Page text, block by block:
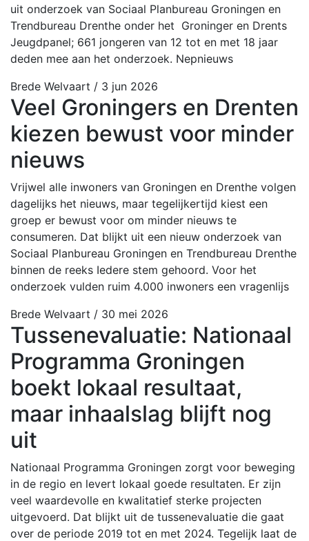
uit onderzoek van Sociaal Planbureau Groningen en
Trendbureau Drenthe onder het Groninger en Drents
Jeugdpanel; 661 jongeren van 12 tot en met 18 jaar
deden mee aan het onderzoek. Nepnieuws
Brede Welvaart / 3 jun 2026
Veel Groningers en Drenten
kiezen bewust voor minder
nieuws
Vrijwel alle inwoners van Groningen en Drenthe volgen
dagelijks het nieuws, maar tegelijkertijd kiest een
groep er bewust voor om minder nieuws te
consumeren. Dat blijkt uit een nieuw onderzoek van
Sociaal Planbureau Groningen en Trendbureau Drenthe
binnen de reeks Iedere stem gehoord. Voor het
onderzoek vulden ruim 4.000 inwoners een vragenlijs
Brede Welvaart / 30 mei 2026
Tussenevaluatie: Nationaal
Programma Groningen
boekt lokaal resultaat,
maar inhaalslag blijft nog
uit
Nationaal Programma Groningen zorgt voor beweging
in de regio en levert lokaal goede resultaten. Er zijn
veel waardevolle en kwalitatief sterke projecten
uitgevoerd. Dat blijkt uit de tussenevaluatie die gaat
over de periode 2019 tot en met 2024. Tegelijk laat de